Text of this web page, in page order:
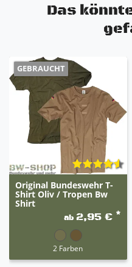
Das
GEBRAUCHT
Original Bundeswehr T-
Shirt Oliv / Tropen Bw
Shirt
ab 2,95 € *
2 Farben